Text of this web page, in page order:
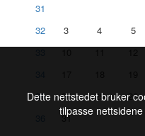
31
32
3 4 5
35
24 25 26
31
Dette nettstedet bruker
tilpasse